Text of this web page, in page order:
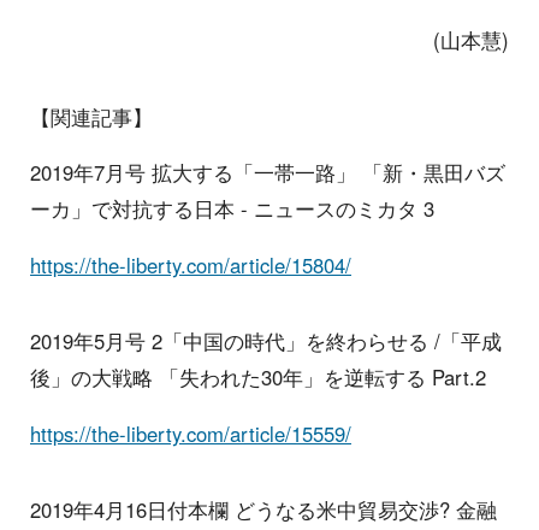
(山本慧)
【関連記事】
2019年7月号 拡大する「一帯一路」 「新・黒田バズ
ーカ」で対抗する日本 - ニュースのミカタ 3
https://the-liberty.com/article/15804/
2019年5月号 2「中国の時代」を終わらせる /「平成
後」の大戦略 「失われた30年」を逆転する Part.2
https://the-liberty.com/article/15559/
2019年4月16日付本欄 どうなる米中貿易交渉? 金融